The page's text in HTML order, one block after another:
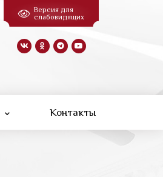
Версия для
слабовидящих
Контакты